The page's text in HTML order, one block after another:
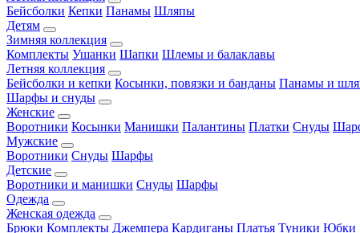
Бейсболки Кепки Панамы Шляпы
Детям
Зимняя коллекция
Комплекты Ушанки Шапки Шлемы и балаклавы
Летняя коллекция
Бейсболки и кепки Косынки, повязки и банданы Панамы и
Шарфы и снуды
Женские
Воротники Косынки Манишки Палантины Платки Снуды
Мужские
Воротники Снуды Шарфы
Детские
Воротники и манишки Снуды Шарфы
Одежда
Женская одежда
Брюки Комплекты Джемпера Кардиганы Платья Туники Юбки